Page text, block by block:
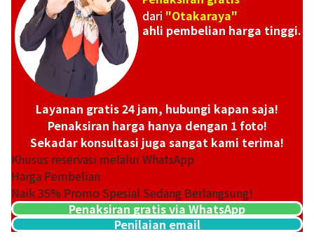
dari "Otakaraya"
ahli pembelian harga tinggi.
Layanan gratis 24 jam, hubungi kapan saja!
Penaksiran harga hanya dengan 1 foto!
Sekadar konsultasi juga sangat kami terima!
Khusus reservasi melalui WhatsApp
Harga Pembelian
Naik35% Promo Spesial Sedang Berlangsung!
Penaksiran gratis via WhatsApp
Penilaian email